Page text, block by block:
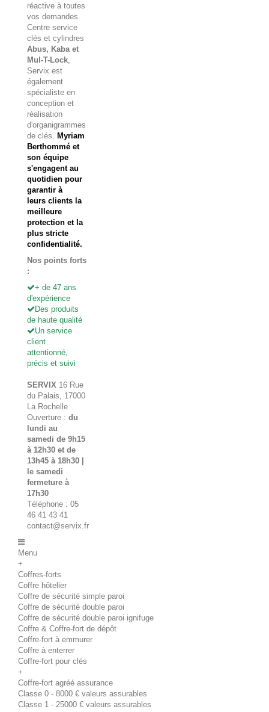
réactive à toutes
vos demandes.
Centre service
clés et cylindres
Abus, Kaba et
Mul-T-Lock,
Servix est
également
spécialiste en
conception et
réalisation
d'organigrammes
de clés. Myriam
Berthommé et
son équipe
s'engagent au
quotidien pour
garantir à
leurs clients la
meilleure
protection et la
plus stricte
confidentialité.
Nos points forts
:
+ de 47 ans
d'expérience
Des produits
de haute qualité
Un service
client
attentionné,
précis et suivi
SERVIX 16 Rue
du Palais, 17000
La Rochelle
Ouverture : du
lundi au
samedi de 9h15
à 12h30 et de
13h45 à 18h30 |
le samedi
fermeture à
17h30
Téléphone : 05
46 41 43 41
contact@servix.fr
Menu
+
Coffres-forts
Coffre hôtelier
Coffre de sécurité simple paroi
Coffre de sécurité double paroi
Coffre de sécurité double paroi ignifuge
Coffre & Coffre-fort de dépôt
Coffre-fort à emmurer
Coffre à enterrer
Coffre-fort pour clés
+
Coffre-fort agréé assurance
Classe 0 - 8000 € valeurs assurables
Classe 1 - 25000 € valeurs assurables